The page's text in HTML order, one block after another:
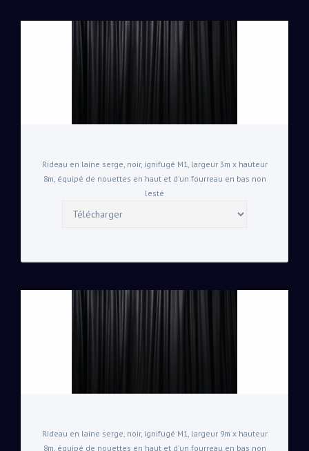
Rideau en laine serge, noir, ignifugé M1, largeur 3m x hauteur
8m, équipé de nouettes en haut et d'un fourreau en bas non
lesté
Rideau en laine serge, noir, ignifugé M1, largeur 9m x hauteur
8m, équipé de nouettes en haut et d'un fourreau en bas non